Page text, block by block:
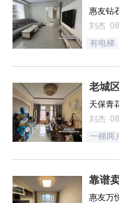
惠友钻
刘杰
有电梯
天保青
刘杰
一梯两
惠友万